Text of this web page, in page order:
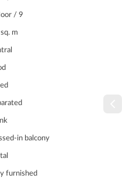
/ 9
m
in balcony
furnished